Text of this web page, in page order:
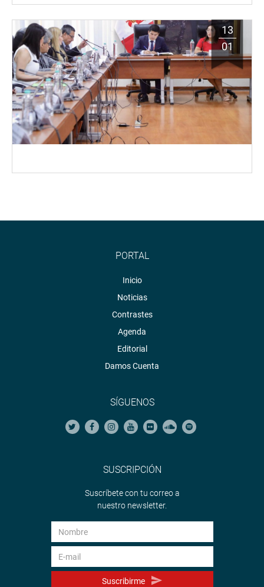
13
01
PORTAL
Inicio
Noticias
Contrastes
Agenda
Editorial
Damos Cuenta
SÍGUENOS
SUSCRIPCIÓN
Suscríbete con tu correo a
nuestro newsletter.
Suscribirme